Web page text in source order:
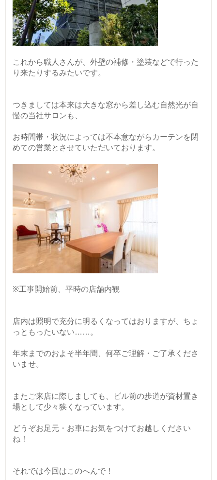
これから職人さんが、外壁の補修・塗装などで行った
り来たりするみたいです。
つきましては本来は大きな窓から差し込む自然光が自
慢の当社サロンも、
お時間帯・状況によっては不本意ながらカーテンを閉
めての営業とさせていただいております。
※工事開始前、平時の店舗内観
店内は照明で充分に明るくなってはおりますが、ちょ
っともったいない……。
年末までのおよそ半年間、何卒ご理解・ご了承くださ
いませ。
またご来店に際しましても、ビル前の歩道が資材置き
場として少々狭くなっています。
どうぞお足元・お車にお気をつけてお越しください
ね！
それでは今回はこのへんで！